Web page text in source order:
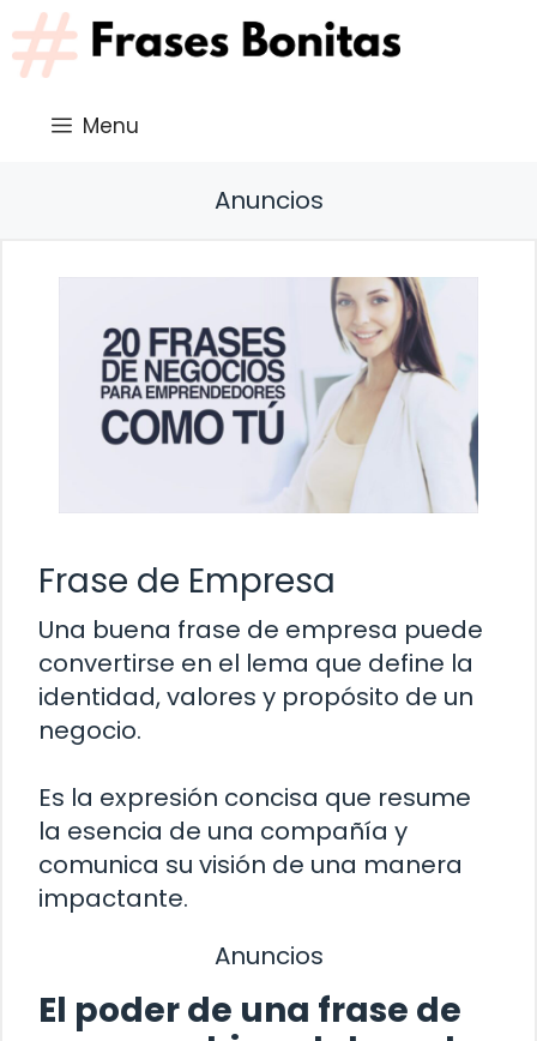
Saltar
al
contenido
Menu
Anuncios
Frase de Empresa
Una buena frase de empresa puede
convertirse en el lema que define la
identidad, valores y propósito de un
negocio.
Es la expresión concisa que resume
la esencia de una compañía y
comunica su visión de una manera
impactante.
Anuncios
El poder de una frase de